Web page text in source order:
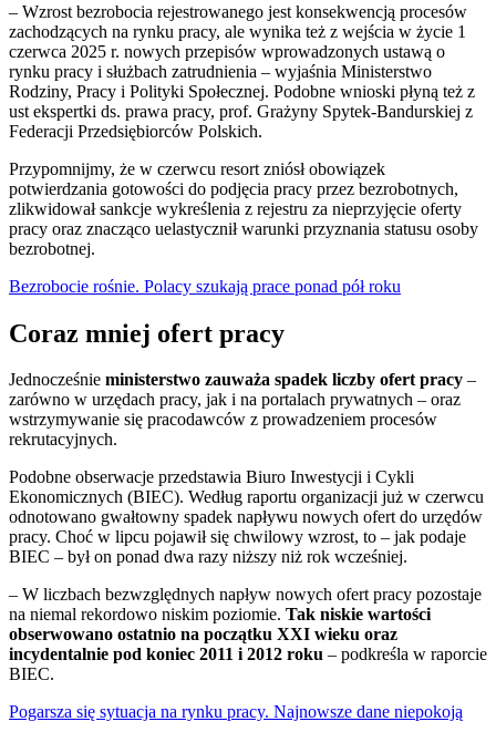
– Wzrost bezrobocia rejestrowanego jest konsekwencją procesów
zachodzących na rynku pracy, ale wynika też z wejścia w życie 1
czerwca 2025 r. nowych przepisów wprowadzonych ustawą o
rynku pracy i służbach zatrudnienia – wyjaśnia Ministerstwo
Rodziny, Pracy i Polityki Społecznej. Podobne wnioski płyną też z
ust ekspertki ds. prawa pracy, prof. Grażyny Spytek-Bandurskiej z
Federacji Przedsiębiorców Polskich.
Przypomnijmy, że w czerwcu resort zniósł obowiązek
potwierdzania gotowości do podjęcia pracy przez bezrobotnych,
zlikwidował sankcje wykreślenia z rejestru za nieprzyjęcie oferty
pracy oraz znacząco uelastycznił warunki przyznania statusu osoby
bezrobotnej.
Bezrobocie rośnie. Polacy szukają prace ponad pół roku
Coraz mniej ofert pracy
Jednocześnie ministerstwo zauważa spadek liczby ofert pracy –
zarówno w urzędach pracy, jak i na portalach prywatnych – oraz
wstrzymywanie się pracodawców z prowadzeniem procesów
rekrutacyjnych.
Podobne obserwacje przedstawia Biuro Inwestycji i Cykli
Ekonomicznych (BIEC). Według raportu organizacji już w czerwcu
odnotowano gwałtowny spadek napływu nowych ofert do urzędów
pracy. Choć w lipcu pojawił się chwilowy wzrost, to – jak podaje
BIEC – był on ponad dwa razy niższy niż rok wcześniej.
– W liczbach bezwzględnych napływ nowych ofert pracy pozostaje
na niemal rekordowo niskim poziomie. Tak niskie wartości
obserwowano ostatnio na początku XXI wieku oraz
incydentalnie pod koniec 2011 i 2012 roku – podkreśla w raporcie
BIEC.
Pogarsza się sytuacja na rynku pracy. Najnowsze dane niepokoją